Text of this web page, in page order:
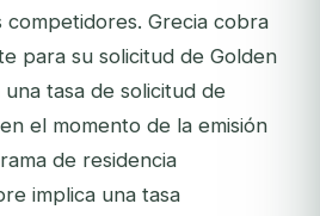
competidores. Grecia cobra
para su solicitud de Golden
tasa de solicitud de
el momento de la emisión
de residencia
implica una tasa